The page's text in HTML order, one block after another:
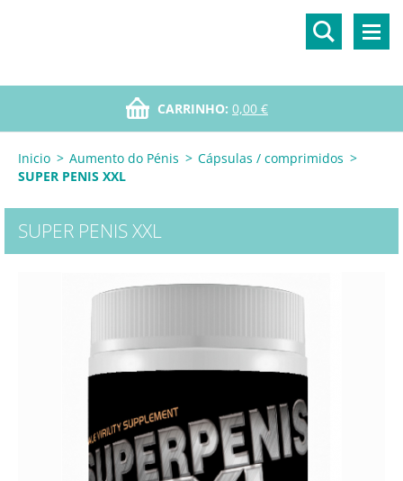
CARRINHO: 0,00 €
Inicio > Aumento do Pénis > Cápsulas / comprimidos >
SUPER PENIS XXL
SUPER PENIS XXL